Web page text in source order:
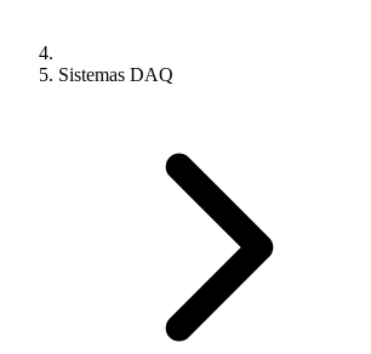
Sistemas DAQ